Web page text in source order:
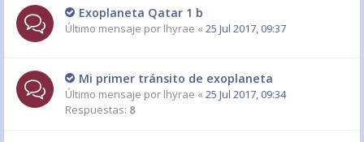
Exoplaneta Qatar 1 b
Último mensaje por lhyrae « 25 Jul 2017, 09:37
Mi primer tránsito de exoplaneta
Último mensaje por lhyrae « 25 Jul 2017, 09:34
Respuestas: 8